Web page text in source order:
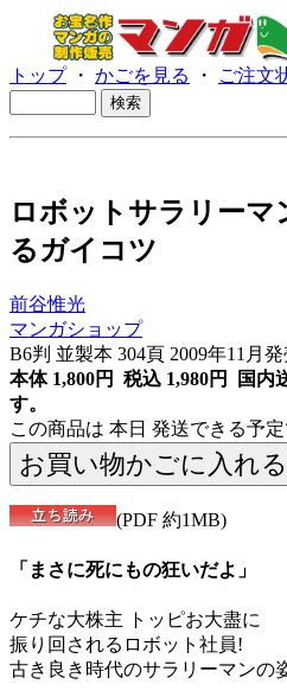
トップ・ かごを見る ・ ご注文
ロボットサラリーマ
るガイコツ
前谷惟光
マンガショップ
B6判 並製本 304頁 2009年11月発
本体 1,800円 税込 1,980円
国内
す。
この商品は 本日 発送できる予定
(PDF 約1MB)
「まさに死にもの狂いだよ」
ケチな大株主 トッピお大盡に
振り回されるロボット社員!
古き良き時代のサラリーマンの